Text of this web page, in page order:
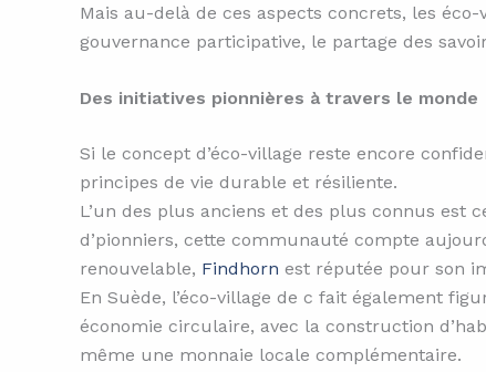
Mais au-delà de ces aspects concrets, les
gouvernance participative, le partage des
Des initiatives pionnières à travers le monde
Si le concept d’éco-village reste encore
principes de vie durable et résiliente.
L’un des plus anciens et des plus connus est
d’pionniers, cette communauté compte
renouvelable, Findhorn est réputée pour son
En Suède, l’éco-village de c fait également
économie circulaire, avec la construction
même une monnaie locale complémentaire.